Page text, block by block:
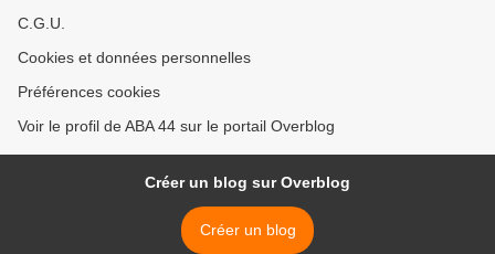
C.G.U.
Cookies et données personnelles
Préférences cookies
Voir le profil de ABA 44 sur le portail Overblog
Créer un blog sur Overblog
Créer un blog